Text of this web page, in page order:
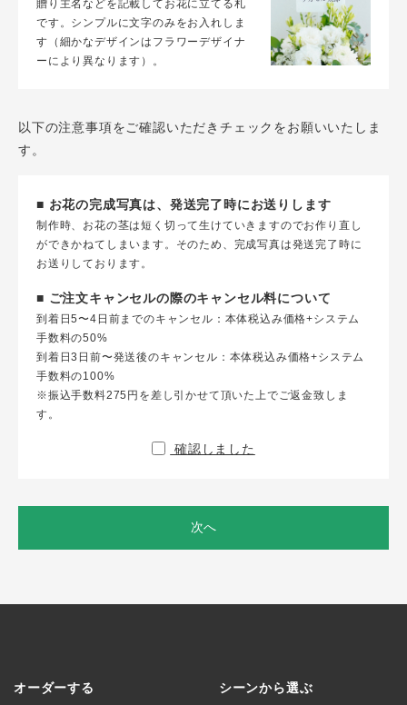
贈り主名などを記載してお花に立てる札
です。シンプルに文字のみをお入れしま
す（細かなデザインはフラワーデザイナ
ーにより異なります）。
以下の注意事項をご確認いただきチェックをお願いいたしま
す。
■ お花の完成写真は、発送完了時にお送りします
制作時、お花の茎は短く切って生けていきますのでお作り直し
ができかねてしまいます。そのため、完成写真は発送完了時に
お送りしております。
■ ご注文キャンセルの際のキャンセル料について
到着日5〜4日前までのキャンセル：本体税込み価格+システム
手数料の50%
到着日3日前〜発送後のキャンセル：本体税込み価格+システム
手数料の100%
※振込手数料275円を差し引かせて頂いた上でご返金致しま
す。
確認しました
次へ
オーダーする シーンから選ぶ